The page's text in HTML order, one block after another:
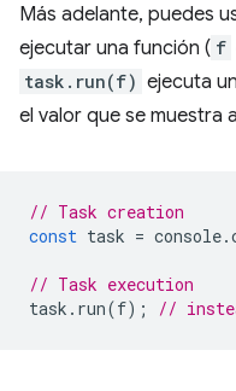
Más adelante, puedes
ejecutar una función ( f
task.run(f) ejecuta
el valor que se muestra
// Task creation
const task = console.
// Task execution
task . run(f); //